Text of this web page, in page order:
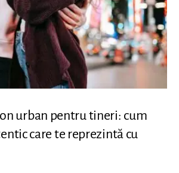
urban pentru tineri: cum
care te reprezintă cu